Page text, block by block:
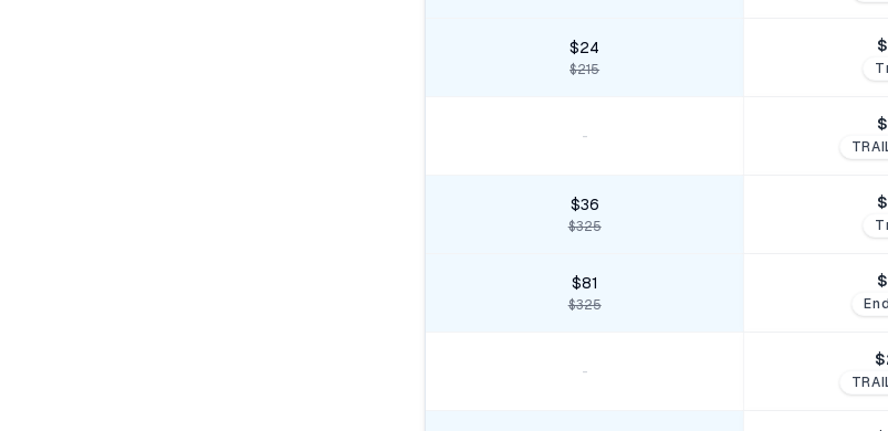
$24
$215
$
-
$
$36
$325
$
$81
$325
$
-
$